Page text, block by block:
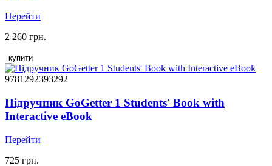
Перейти
2 260 грн.
купити
9781292393292
Підручник GoGetter 1 Students' Book with
Interactive eBook
Перейти
725 грн.